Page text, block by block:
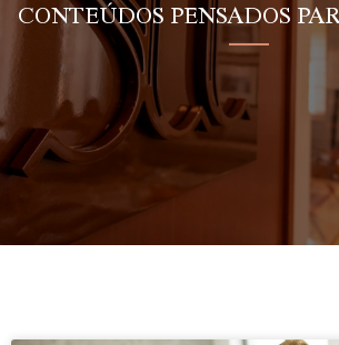
CONTEÚDOS PENSADOS